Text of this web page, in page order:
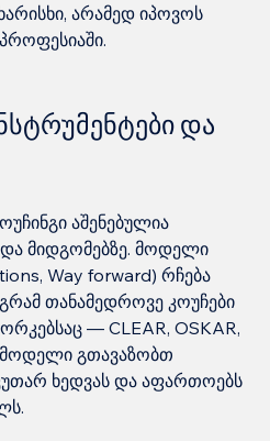
არამედ იპოვოს
და
აშენებულია
მიდგომებზე. მოდელი
Way forward) რჩება
თანამედროვე კოუჩები
— CLEAR, OSKAR,
გთავაზობთ
ხედვას და აფართოებს